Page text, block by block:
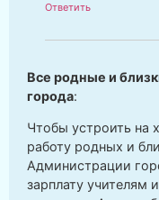
Ответить
Все родные и
города:
Чтобы устроить на
работу родных и
Администрации
зарплату учителям